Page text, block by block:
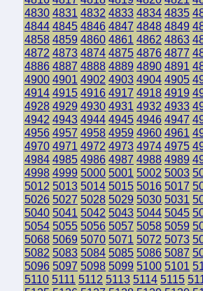
4830 4831 4832 4833 4834 4835
4844 4845 4846 4847 4848 4849
4858 4859 4860 4861 4862 4863
4872 4873 4874 4875 4876 4877
4886 4887 4888 4889 4890 4891
4900 4901 4902 4903 4904 4905
4914 4915 4916 4917 4918 4919
4928 4929 4930 4931 4932 4933
4942 4943 4944 4945 4946 4947
4956 4957 4958 4959 4960 4961
4970 4971 4972 4973 4974 4975
4984 4985 4986 4987 4988 4989
4998 4999 5000 5001 5002 5003
5012 5013 5014 5015 5016 5017
5026 5027 5028 5029 5030 5031
5040 5041 5042 5043 5044 5045
5054 5055 5056 5057 5058 5059
5068 5069 5070 5071 5072 5073
5082 5083 5084 5085 5086 5087
5096 5097 5098 5099 5100 5101
5110 5111 5112 5113 5114 5115